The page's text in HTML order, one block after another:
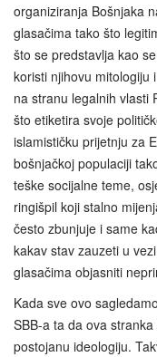
organiziranja Bošnjaka
glasačima tako što
što se predstavlja kao
koristi njihovu mitologiju
na stranu legalnih vlasti
što etiketira svoje
islamističku prijetnju za
bošnjačkoj populaciji
teške socijalne teme,
ringišpil koji stalno
često zbunjuje i same
kakav stav zauzeti u
glasačima objasniti
Kada sve ovo
SBB-a ta da ova
postojanu ideologiju.